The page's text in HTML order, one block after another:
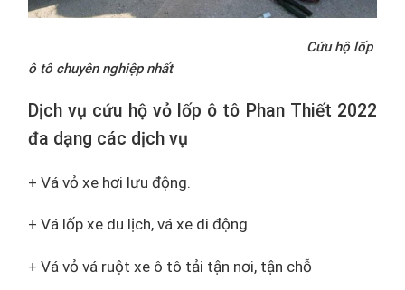
Cứu hộ lốp
ô tô chuyên nghiệp nhất
Dịch vụ cứu hộ vỏ lốp ô tô Phan Thiết 2022
đa dạng các dịch vụ
+ Vá vỏ xe hơi lưu động.
+ Vá lốp xe du lịch, vá xe di động
+ Vá vỏ vá ruột xe ô tô tải tận nơi, tận chỗ